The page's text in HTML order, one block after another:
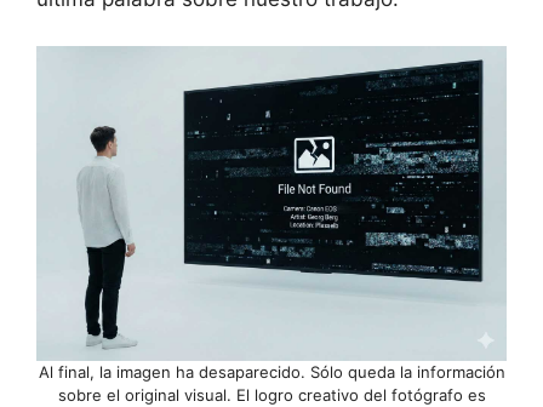
Al final, la imagen ha desaparecido. Sólo queda la información
sobre el original visual. El logro creativo del fotógrafo es